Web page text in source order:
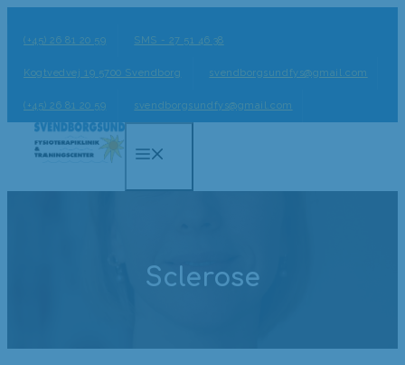
(+45) 26 81 20 59 SMS - 27 51 46 38
Kogtvedvej 19 5700 Svendborg svendborgsundfys@gmail.com
(+45) 26 81 20 59 svendborgsundfys@gmail.com
Sclerose